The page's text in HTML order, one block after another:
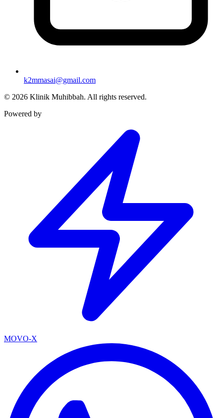
k2mmasai@gmail.com
© 2026 Klinik Muhibbah. All rights reserved.
Powered by
MOVO-X